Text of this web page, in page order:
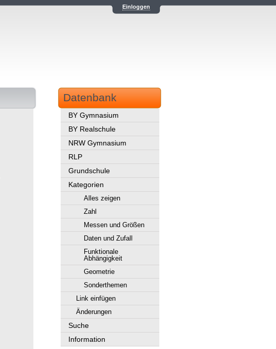
Einloggen
Datenbank
BY Gymnasium
BY Realschule
NRW Gymnasium
RLP
Grundschule
Kategorien
Alles zeigen
Zahl
Messen und Größen
Daten und Zufall
Funktionale
Abhängigkeit
Geometrie
Sonderthemen
Link einfügen
Änderungen
Suche
Information